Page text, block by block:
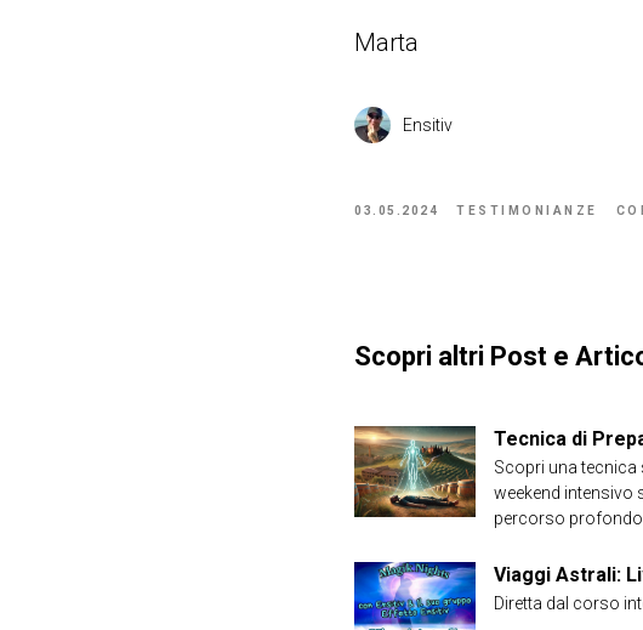
Marta
Ensitiv
03.05.2024 TESTIMONIANZE
Scopri altri Post e
Tecnica di
Scopri una tecnica
weekend intensivo
percorso profondo.
Viaggi Astrali:
Diretta dal corso